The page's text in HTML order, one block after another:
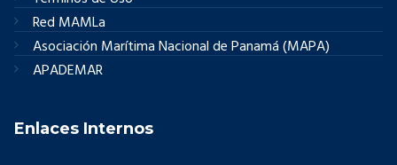
Red MAMLa
Asociación Marítima Nacional de Panamá (MAPA)
APADEMAR
Enlaces Internos